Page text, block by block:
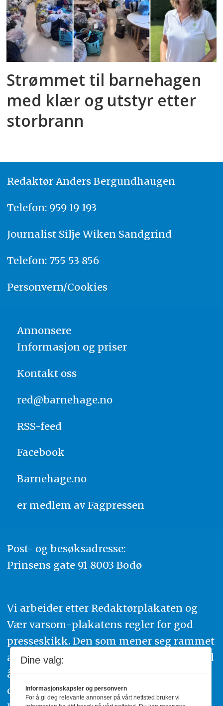
Strømmet til barnehagen
med klær og utstyr etter
storbrann
Redaktør Anders Bergundhaugen
Telefon: 959 19 193
Journalist Silje Wiken Sandgrind
Telefon: 755 53 856
Personvern/Cookies
Annonsere
Informasjon og priser
Kontakt oss
red@barnehage.no
RSS-feed
Facebook
Barnehage.no
er medlem av Fagpressen
Post- og besøksadresse:
Prinsens gate 91 8003 Bodø
Vi arbeider etter Redaktørplakaten og
Vær varsom-plakatens regler for god
presseskikk. Den som mener seg rammet
av urettmessig publisering, oppfordres til
å ta kontakt med redaksjonen. Du kan
også klage inn saker til Pressens Faglige
Dine valg:
Informasjonskapsler og personvern
For å gi deg relevante annonser på vårt nettsted bruker vi